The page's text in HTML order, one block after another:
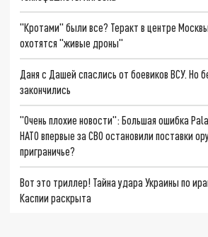
"Кротами" были все? Теракт в центре
охотятся "живые дроны"
Даня с Дашей спаслись от боевиков ВСУ. Но
закончились
"Очень плохие новости": Большая ошибка
НАТО впервые за СВО остановили поставки
приграничье?
Вот это триллер! Тайна удара Украины по
Каспии раскрыта